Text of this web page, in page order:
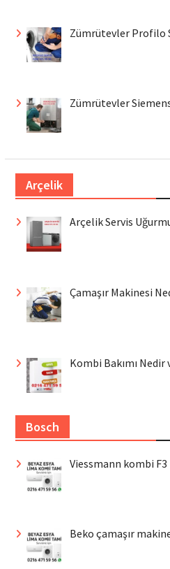
Zümrütevler Profilo
Zümrütevler
Arçelik
Arçelik Servis
Çamaşır Makinesi
Kombi Bakımı Nedir
Bosch
Viessmann kombi
Beko çamaşır